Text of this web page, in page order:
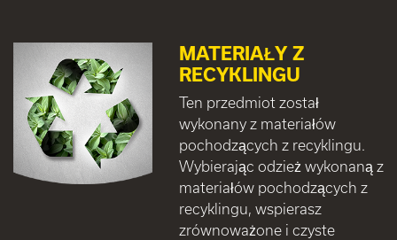
MATERIAŁY Z
RECYKLINGU
Ten przedmiot został
wykonany z materiałów
pochodzących z recyklingu.
Wybierając odzież wykonaną z
materiałów pochodzących z
recyklingu, wspierasz
zrównoważone i czyste